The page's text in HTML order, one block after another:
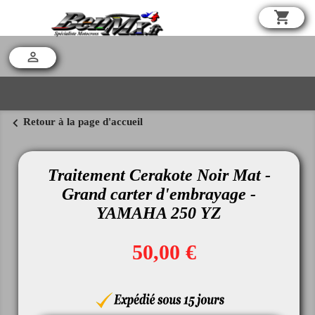
shopping_cart

chevron_left Retour à la page d'accueil
Traitement Cerakote Noir Mat -
Grand carter d'embrayage -
YAMAHA 250 YZ
50,00 €